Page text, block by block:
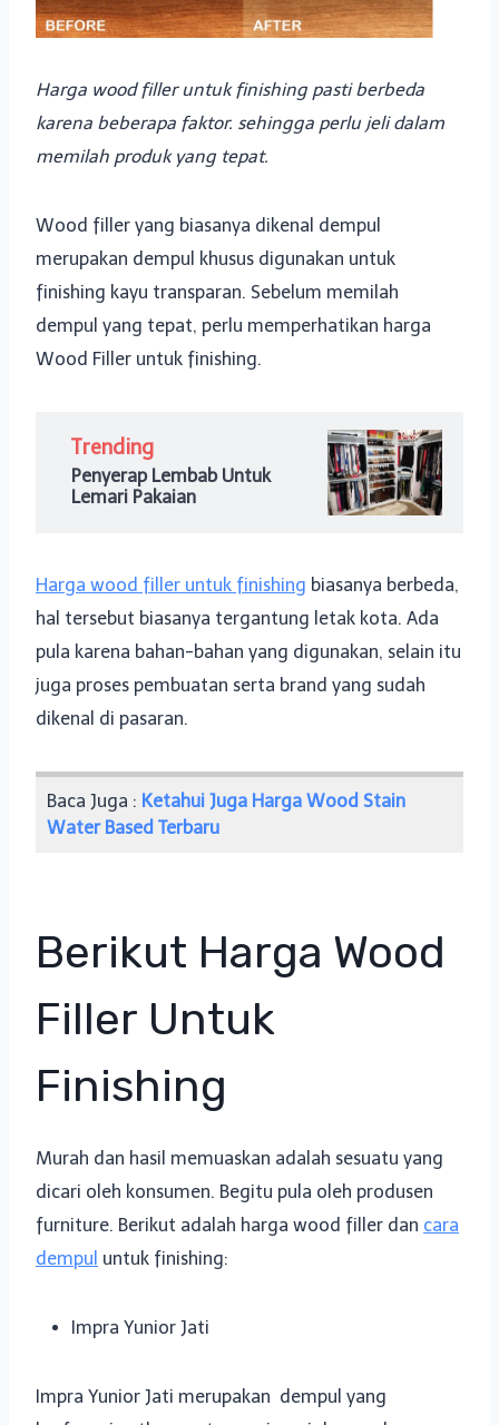
Harga wood filler untuk finishing pasti berbeda
karena beberapa faktor. sehingga perlu jeli dalam
memilah produk yang tepat.
Wood filler yang biasanya dikenal dempul
merupakan dempul khusus digunakan untuk
finishing kayu transparan. Sebelum memilah
dempul yang tepat, perlu memperhatikan harga
Wood Filler untuk finishing.
Trending
Penyerap Lembab Untuk
Lemari Pakaian
Harga wood filler untuk finishing biasanya berbeda,
hal tersebut biasanya tergantung letak kota. Ada
pula karena bahan-bahan yang digunakan, selain itu
juga proses pembuatan serta brand yang sudah
dikenal di pasaran.
Baca Juga : Ketahui Juga Harga Wood Stain
Water Based Terbaru
Berikut Harga Wood
Filler Untuk
Finishing
Murah dan hasil memuaskan adalah sesuatu yang
dicari oleh konsumen. Begitu pula oleh produsen
furniture. Berikut adalah harga wood filler dan cara
dempul untuk finishing:
Impra Yunior Jati
Impra Yunior Jati merupakan dempul yang